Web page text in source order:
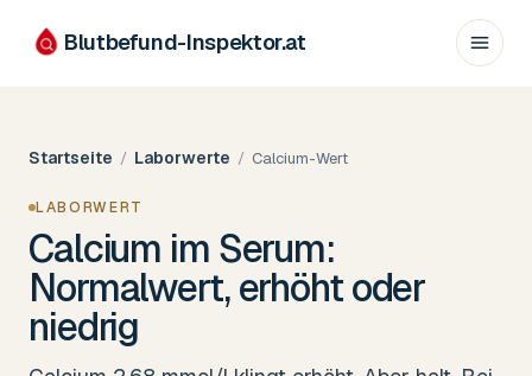
Blutbefund-Inspektor.at
Startseite / Laborwerte / Calcium-Wert
LABORWERT
Calcium im Serum:
Normalwert, erhöht oder
niedrig